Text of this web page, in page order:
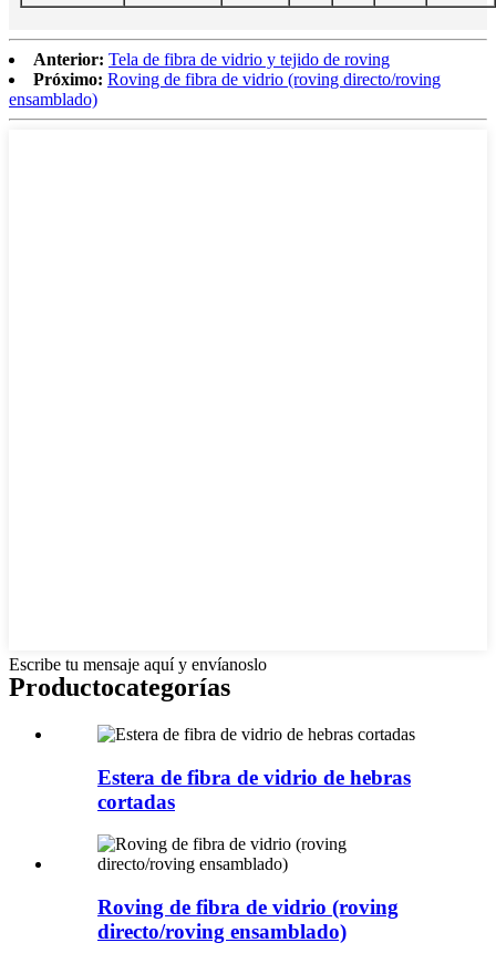
Anterior: Tela de fibra de vidrio y tejido de roving
Próximo: Roving de fibra de vidrio (roving directo/roving
ensamblado)
Escribe tu mensaje aquí y envíanoslo
Productocategorías
Estera de fibra de vidrio de hebras
cortadas
Roving de fibra de vidrio (roving
directo/roving ensamblado)